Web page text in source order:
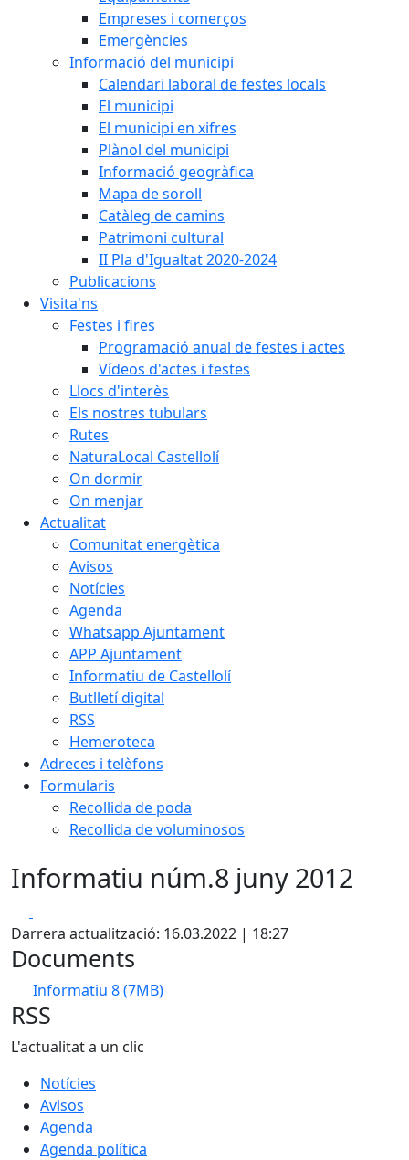
Empreses i comerços
Emergències
Informació del municipi
Calendari laboral de festes locals
El municipi
El municipi en xifres
Plànol del municipi
Informació geogràfica
Mapa de soroll
Catàleg de camins
Patrimoni cultural
II Pla d'Igualtat 2020-2024
Publicacions
Visita'ns
Festes i fires
Programació anual de festes i actes
Vídeos d'actes i festes
Llocs d'interès
Els nostres tubulars
Rutes
NaturaLocal Castellolí
On dormir
On menjar
Actualitat
Comunitat energètica
Avisos
Notícies
Agenda
Whatsapp Ajuntament
APP Ajuntament
Informatiu de Castellolí
Butlletí digital
RSS
Hemeroteca
Adreces i telèfons
Formularis
Recollida de poda
Recollida de voluminosos
Informatiu núm.8 juny 2012
Darrera actualització: 16.03.2022 | 18:27
Documents
Informatiu 8(7MB)
RSS
L'actualitat a un clic
Notícies
Avisos
Agenda
Agenda política